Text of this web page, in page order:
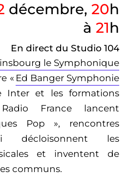
décembre, 20h
à 21h
En direct du Studio 104
le Symphonique
« Ed Banger Symphonie
Inter et les formations
France lancent
Pop », rencontres
décloisonnent les
et inventent de
communs.